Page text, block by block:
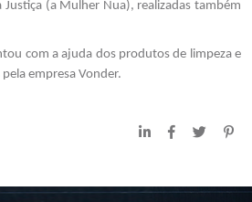
Justiça (a Mulher Nua), realizadas também
com a ajuda dos produtos de limpeza e
empresa Vonder.